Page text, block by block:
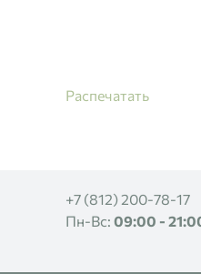
Распечатать
+7 (812) 200-78-17
Пн-Вс: 09:00 -